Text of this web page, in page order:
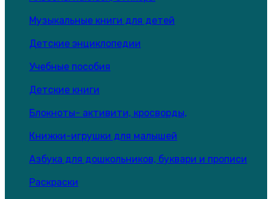
Музыкальные книги для детей
Детские энциклопедии
Учебные пособия
Детские книги
Блокноты- активити, кросворды,
Книжки-игрушки для малышей
Азбука для дошкольников, буквари и прописи
Раскраски